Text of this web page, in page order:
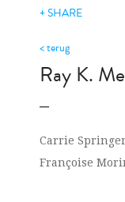
+ SHARE
< terug
Ray K.
Carrie
Françoise